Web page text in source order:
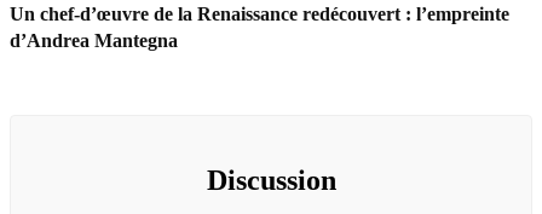
Un chef-d’œuvre de la Renaissance redécouvert : l’empreinte
d’Andrea Mantegna
Discussion